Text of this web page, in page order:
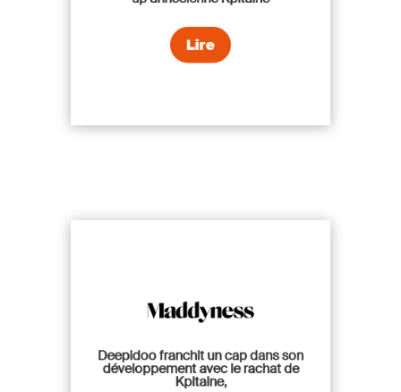
Lire
Deepidoo franchit un cap dans son
développement avec le rachat de
Kpitaine,